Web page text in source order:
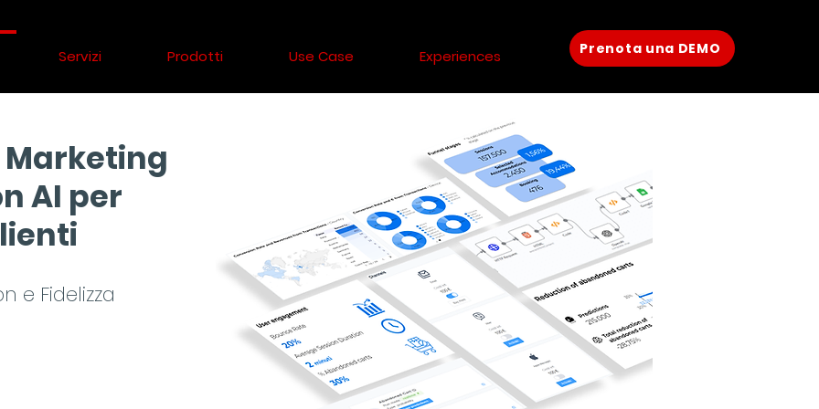
Servizi Prodotti Use Case Experiences Prenota una DEMO
AI per
e Fidelizza